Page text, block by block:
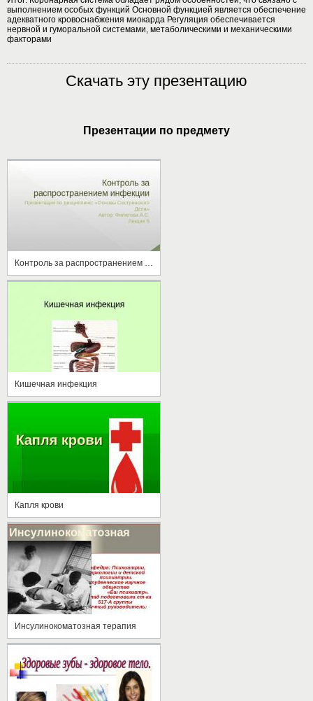
выполнением особых функций Основной функцией является обеспечение
адекватного кровоснабжения миокарда Регуляция обеспечивается
нервной и гуморальной системами, метаболическими и механическими
факторами
Скачать эту презентацию
Презентации по предмету
Кишечная инфекция
Капля крови
Инсулинокоматозная терапия